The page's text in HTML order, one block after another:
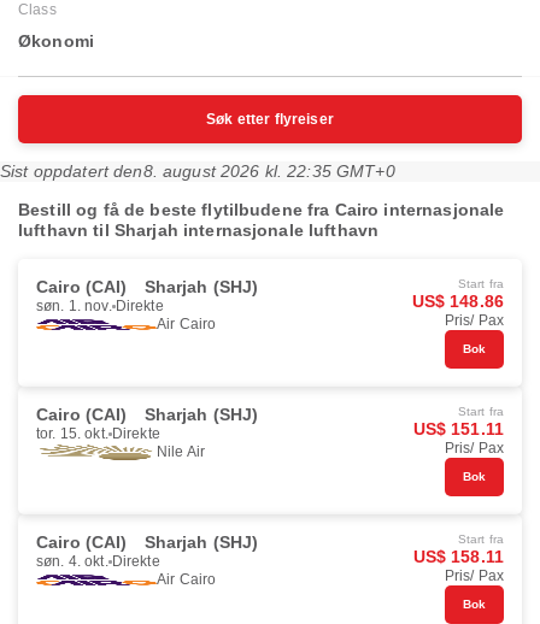
Class
Økonomi
Søk etter flyreiser
Sist oppdatert den8. august 2026 kl. 22:35 GMT+0
Bestill og få de beste flytilbudene fra Cairo internasjonale
lufthavn til Sharjah internasjonale lufthavn
Cairo (CAI) Sharjah (SHJ)
søn. 1. nov. Direkte
Air Cairo
Start fra
US$ 148.86
Pris/ Pax
Bok
Cairo (CAI) Sharjah (SHJ)
tor. 15. okt. Direkte
Nile Air
Start fra
US$ 151.11
Pris/ Pax
Bok
Cairo (CAI) Sharjah (SHJ)
søn. 4. okt. Direkte
Air Cairo
Start fra
US$ 158.11
Pris/ Pax
Bok